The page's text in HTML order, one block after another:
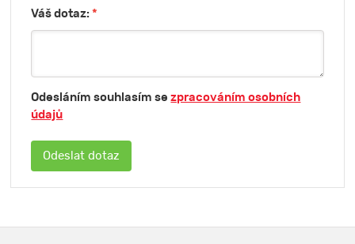
Váš dotaz:*
Odesláním souhlasím sezpracováním osobních
údajů